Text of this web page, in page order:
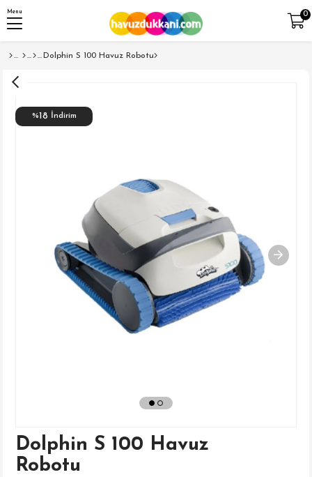
Menu 0
Dolphin S 100 Havuz Robotu
%18 İndirim
Dolphin S 100 Havuz
Robotu